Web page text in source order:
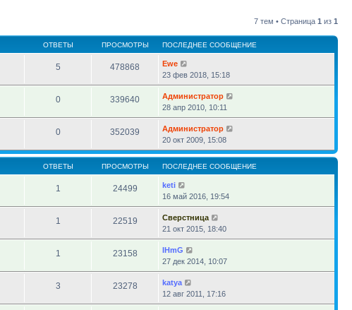
7 тем • Страница 1 из 1
ОТВЕТЫ ПРОСМОТРЫ ПОСЛЕДНЕЕ СООБЩЕНИЕ
5 478868
Ewe
23 фев 2018, 15:18
0 339640
Администратор
28 апр 2010, 10:11
0 352039
Администратор
20 окт 2009, 15:08
ОТВЕТЫ ПРОСМОТРЫ ПОСЛЕДНЕЕ СООБЩЕНИЕ
1 24499
keti
16 май 2016, 19:54
1 22519
Сверстница
21 окт 2015, 18:40
1 23158
IHmG
27 дек 2014, 10:07
3 23278
katya
12 авг 2011, 17:16